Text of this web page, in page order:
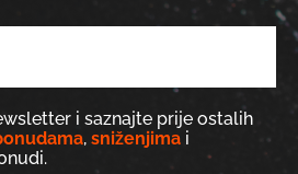
i saznajte prije ostalih
, sniženjima i